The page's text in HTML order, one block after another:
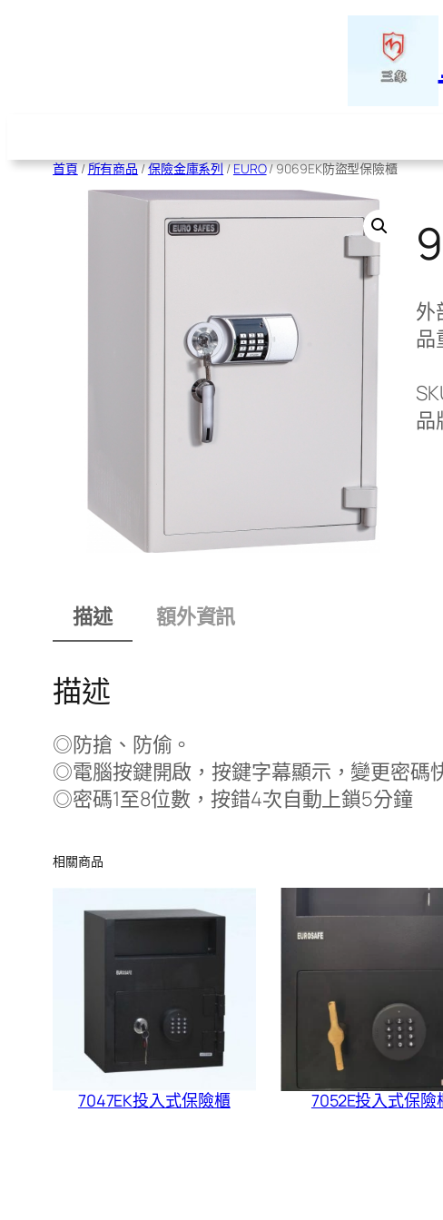
容
首頁/所有商品/保險金庫系列/EURO/ 9069EK防盜型保險櫃
外
品
品
描述 額外資訊
描述
◎防搶、防偷。
◎電腦按鍵開啟，按鍵字幕顯示，變更密碼
◎密碼1至8位數，按錯4次自動上鎖5分鐘
相關商品
7047EK投入式保險櫃 7052E投入式保險